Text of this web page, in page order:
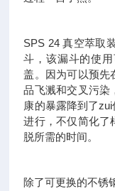
SPS 24 真空萃取
斗，该漏斗的使
盖。因为可以预先
品飞溅和交叉污染
康的暴露降到了
进行，不仅简化了
脱所需的时间。
除了可更换的不锈